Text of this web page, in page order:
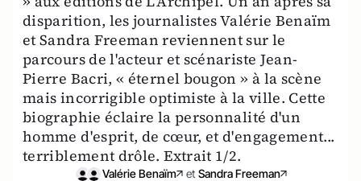
disparition, les journalistes Valérie Benaïm
et Sandra Freeman reviennent sur le
parcours de l'acteur et scénariste Jean-
Pierre Bacri, « éternel bougon » à la scène
mais incorrigible optimiste à la ville. Cette
biographie éclaire la personnalité d'un
homme d'esprit, de cœur, et d'engagement...
terriblement drôle. Extrait 1/2.
Valérie Benaïm et Sandra Freeman